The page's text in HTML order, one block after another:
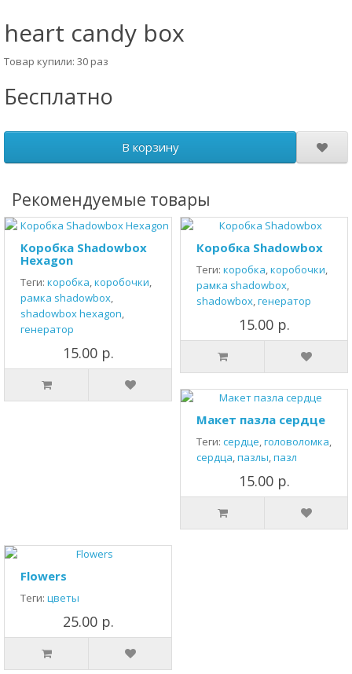
heart candy box
Товар купили: 30 раз
Бесплатно
В корзину
Рекомендуемые товары
Коробка Shadowbox
Hexagon
Теги: коробка,коробочки,
рамка shadowbox,
shadowbox hexagon,
генератор
15.00 р.
Коробка Shadowbox
Теги: коробка,коробочки,
рамка shadowbox,
shadowbox,генератор
15.00 р.
Макет пазла сердце
Теги: сердце,головоломка,
сердца,пазлы,пазл
15.00 р.
Flowers
Теги: цветы
25.00 р.